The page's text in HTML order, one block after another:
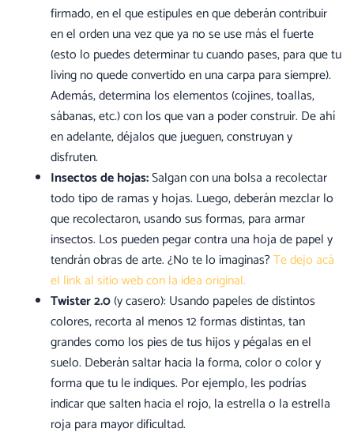
firmado, en el que estipules en que deberán contribuir
en el orden una vez que ya no se use más el fuerte
(esto lo puedes determinar tu cuando pases, para que tu
living no quede convertido en una carpa para siempre).
Además, determina los elementos (cojines, toallas,
sábanas, etc.) con los que van a poder construir. De ahí
en adelante, déjalos que jueguen, construyan y
disfruten.
Insectos de hojas:Salgan con una bolsa a recolectar
todo tipo de ramas y hojas. Luego, deberán mezclar lo
que recolectaron, usando sus formas, para armar
insectos. Los pueden pegar contra una hoja de papel y
tendrán obras de arte. ¿No te lo imaginas?Te dejo acá
el link al sitio web con la idea original.
Twister 2.0(y casero): Usando papeles de distintos
colores, recorta al menos 12 formas distintas, tan
grandes como los pies de tus hijos y pégalas en el
suelo. Deberán saltar hacia la forma, color o color y
forma que tu le indiques. Por ejemplo, les podrías
indicar que salten hacia el rojo, la estrella o la estrella
roja para mayor dificultad.